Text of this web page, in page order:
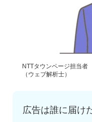
NTTタウンページ担当
（ウェブ解析士）
広告は誰に届け